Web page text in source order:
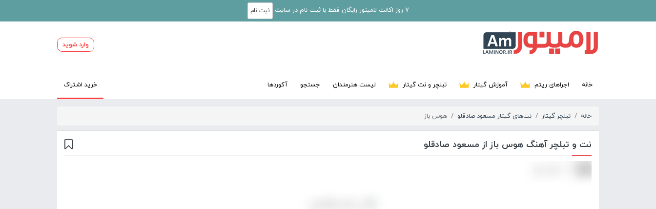
7 روز اکانت لامینور رایگان فقط با ثبت نام در سایت ثبت نام
وارد شوید
خانه اجراهای ریتم آموزش گیتار تبلچر و نت گیتار لیست هنرمندان جستجو آکوردها خرید اشتراک
خانه تبلچر گیتار نت‌های گیتار مسعود صادقلو هوس باز
نت و تبلچر آهنگ هوس باز از مسعود صادقلو